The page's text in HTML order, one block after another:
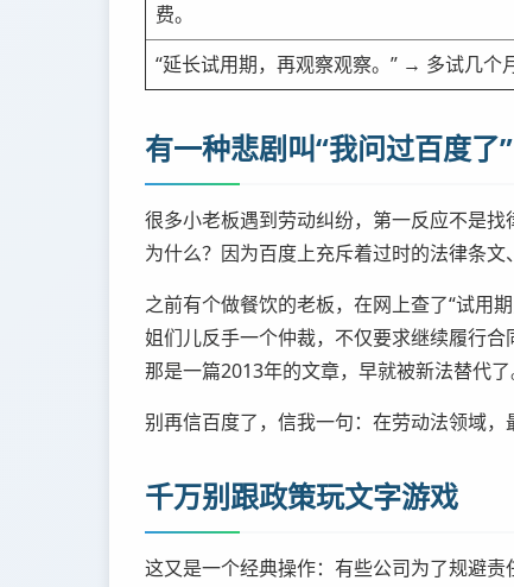
费。
“延长试用期，再观察观察。” → 多试几个
有一种悲剧叫“我问过百度了”
很多小老板遇到劳动纠纷，第一反应不是
为什么？因为百度上充斥着过时的法律条
之前有个做餐饮的老板，在网上查了“试用
姐们儿反手一个仲裁，不仅要求继续履行
那是一篇2013年的文章，早就被新法替代
别再信百度了，信我一句：在劳动法领域，
千万别跟政策玩文字游戏
这又是一个经典操作：有些公司为了规避